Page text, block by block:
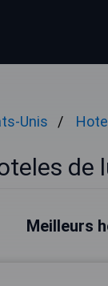
Unis
de
Meilleurs